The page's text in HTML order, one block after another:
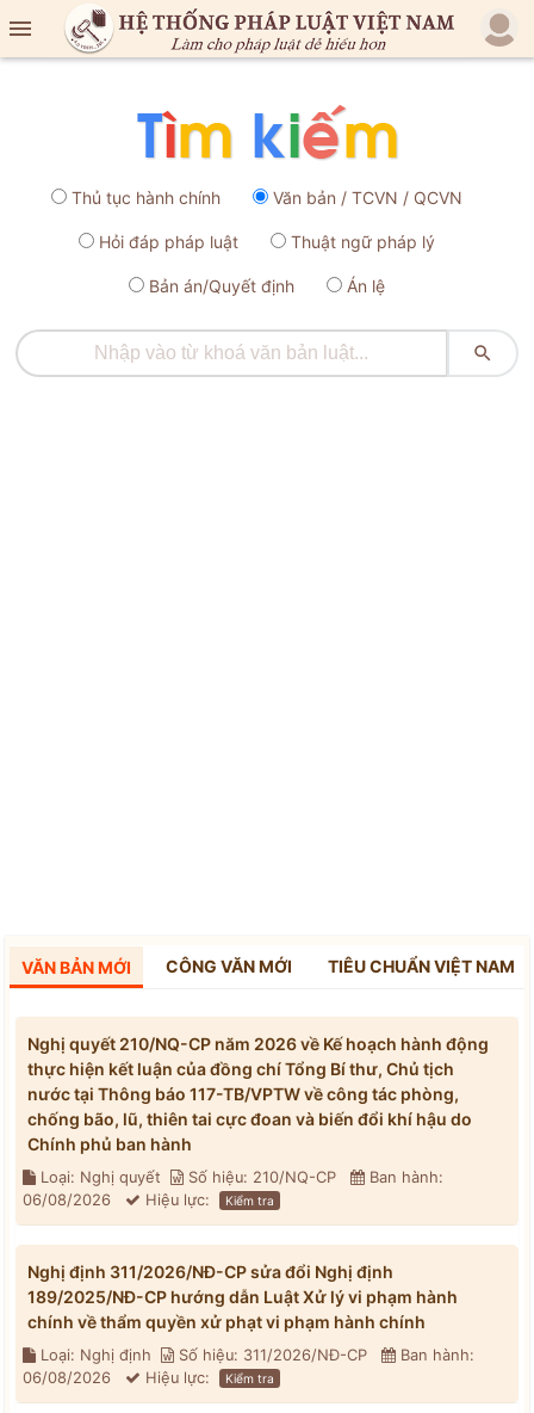

Thủ tục hành chính Văn bản / TCVN / QCVN
Hỏi đáp pháp luật Thuật ngữ pháp lý
Bản án/Quyết định Án lệ

VĂN BẢN MỚI CÔNG VĂN MỚI TIÊU CHUẨN VIỆT NAM
Nghị quyết 210/NQ-CP năm 2026 về Kế hoạch hành động
thực hiện kết luận của đồng chí Tổng Bí thư, Chủ tịch
nước tại Thông báo 117-TB/VPTW về công tác phòng,
chống bão, lũ, thiên tai cực đoan và biến đổi khí hậu do
Chính phủ ban hành
Loại: Nghị quyết Số hiệu: 210/NQ-CP
Ban hành:
06/08/2026
Hiệu lực: Kiểm tra
Nghị định 311/2026/NĐ-CP sửa đổi Nghị định
189/2025/NĐ-CP hướng dẫn Luật Xử lý vi phạm hành
chính về thẩm quyền xử phạt vi phạm hành chính
Loại: Nghị định Số hiệu: 311/2026/NĐ-CP
Ban hành:
06/08/2026
Hiệu lực: Kiểm tra